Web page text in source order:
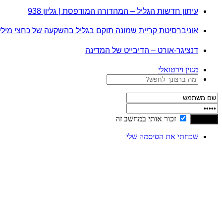
עיתון חדשות הגליל – המהדורה המודפסת | גליון 938
אוניברסיטת קריית שמונה תוקם בגליל בהשקעה של כחצי
דנציגר-אורט – הדיבייט של המדינה
מגזין וירטואלי
זכור אותי במחשב זה
שכחתי את הסיסמה שלי